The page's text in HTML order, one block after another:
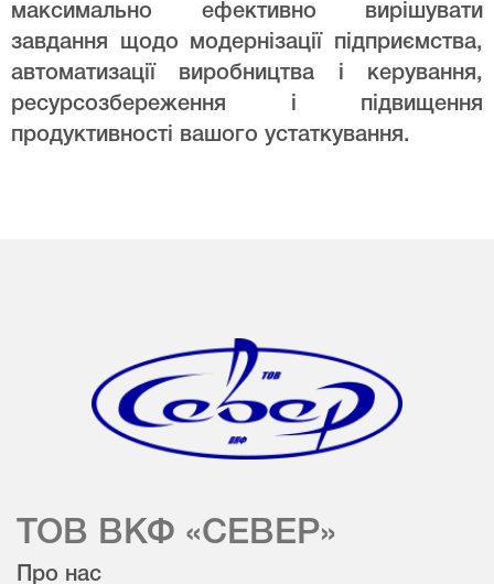
максимально ефективно вирішувати
завдання щодо модернізації підприємства,
автоматизації виробництва і керування,
ресурсозбереження і підвищення
продуктивності вашого устаткування.
ТОВ ВКФ «СЕВЕР»
Про нас